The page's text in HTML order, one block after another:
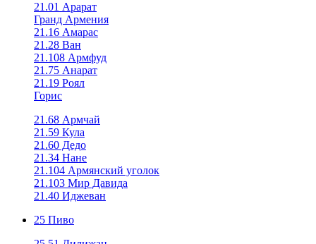
21.01 Арарат
Гранд Армения
21.16 Амарас
21.28 Ван
21.108 Армфуд
21.75 Анарат
21.19 Роял
Горис
21.68 Армчай
21.59 Кула
21.60 Дедо
21.34 Нане
21.104 Армянский уголок
21.103 Мир Давида
21.40 Иджеван
25 Пиво